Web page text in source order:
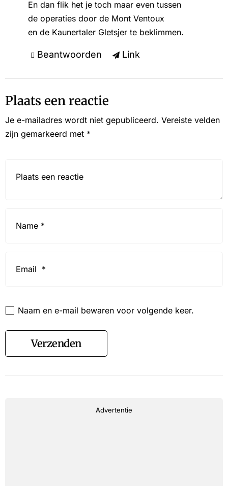
En dan flik het je toch maar even tussen
de operaties door de Mont Ventoux
en de Kaunertaler Gletsjer te beklimmen.
Beantwoorden Link
Plaats een reactie
Je e-mailadres wordt niet gepubliceerd. Vereiste velden
zijn gemarkeerd met *
Naam en e-mail bewaren voor volgende keer.
Verzenden
Advertentie